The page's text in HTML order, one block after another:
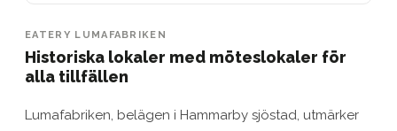
EATERY LUMAFABRIKEN
Historiska lokaler med möteslokaler för
alla tillfällen
Lumafabriken, belägen i Hammarby sjöstad, utmärker